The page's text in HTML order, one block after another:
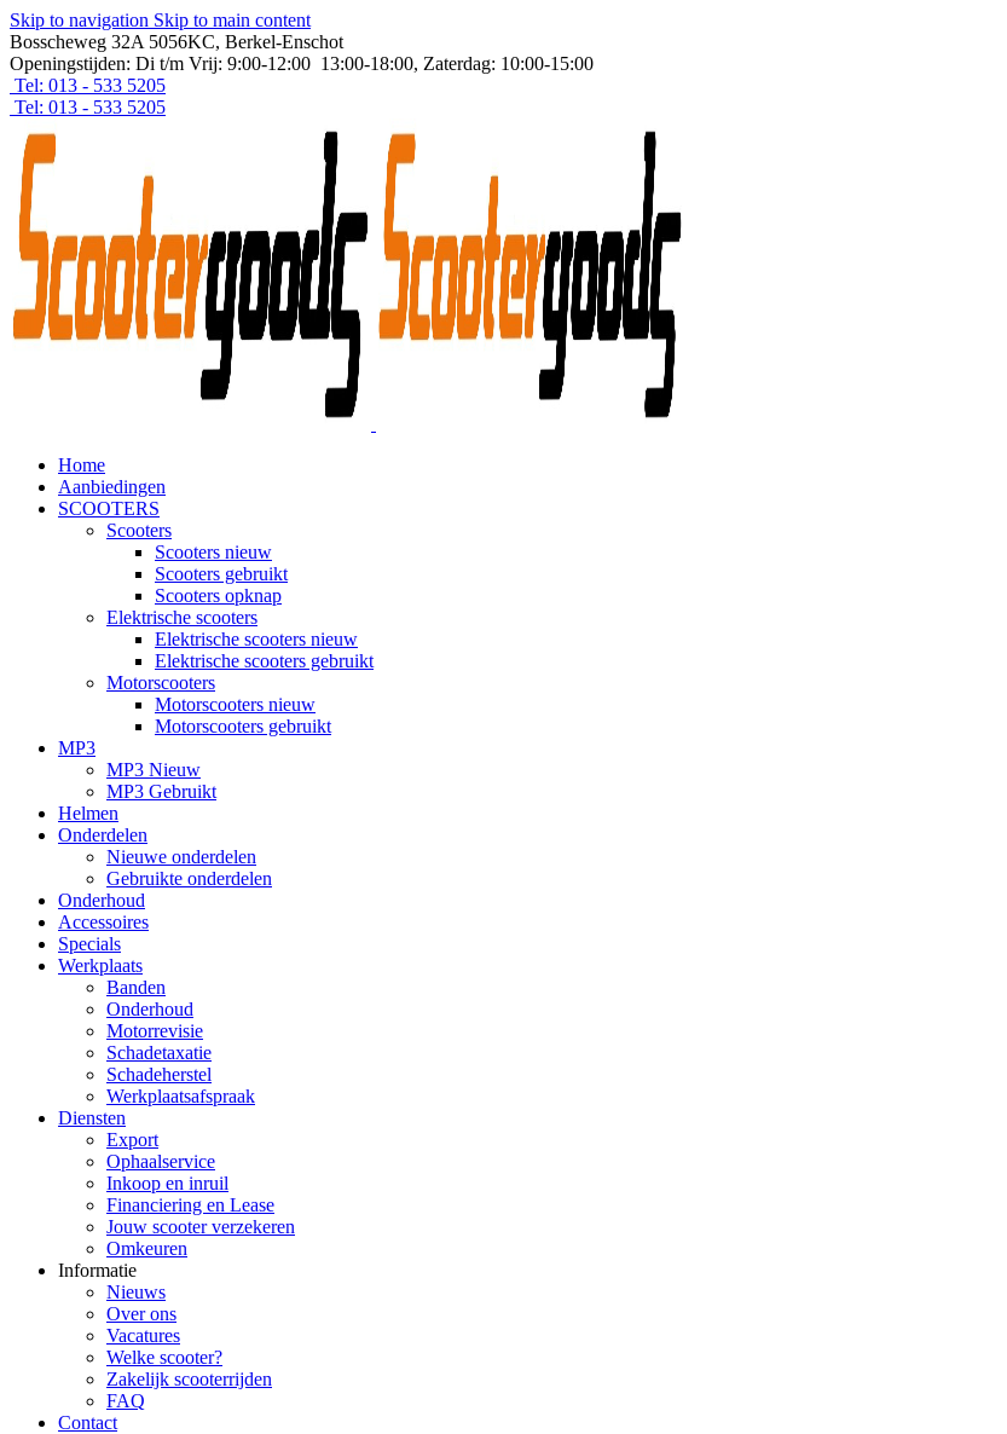
Skip to navigation Skip to main content
Bosscheweg 32A 5056KC, Berkel-Enschot
Openingstijden: Di t/m Vrij: 9:00-12:00 13:00-18:00, Zaterdag: 10:00-15:00
Tel: 013 - 533 5205
Tel: 013 - 533 5205
Home
Aanbiedingen
SCOOTERS
Scooters
Scooters nieuw
Scooters gebruikt
Scooters opknap
Elektrische scooters
Elektrische scooters nieuw
Elektrische scooters gebruikt
Motorscooters
Motorscooters nieuw
Motorscooters gebruikt
MP3
MP3 Nieuw
MP3 Gebruikt
Helmen
Onderdelen
Nieuwe onderdelen
Gebruikte onderdelen
Onderhoud
Accessoires
Specials
Werkplaats
Banden
Onderhoud
Motorrevisie
Schadetaxatie
Schadeherstel
Werkplaatsafspraak
Diensten
Export
Ophaalservice
Inkoop en inruil
Financiering en Lease
Jouw scooter verzekeren
Omkeuren
Informatie
Nieuws
Over ons
Vacatures
Welke scooter?
Zakelijk scooterrijden
FAQ
Contact